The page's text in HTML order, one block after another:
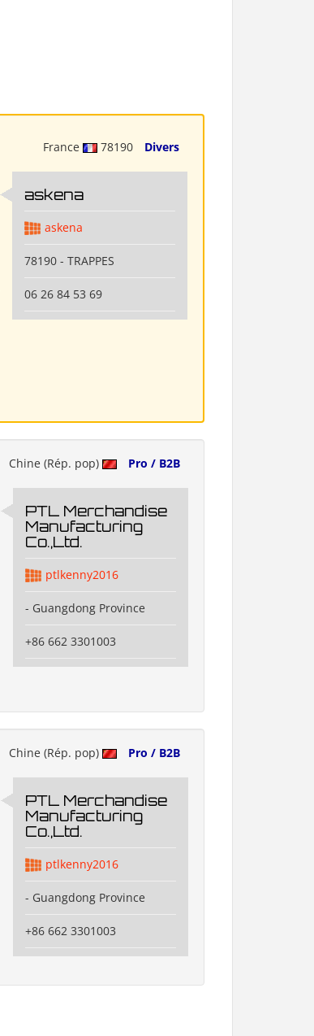
France 78190 Divers
askena
askena
78190 - TRAPPES
06 26 84 53 69
Chine (Rép. pop) Pro / B2B
PTL Merchandise
Manufacturing
Co.,Ltd.
ptlkenny2016
- Guangdong Province
+86 662 3301003
Chine (Rép. pop) Pro / B2B
PTL Merchandise
Manufacturing
Co.,Ltd.
ptlkenny2016
- Guangdong Province
+86 662 3301003